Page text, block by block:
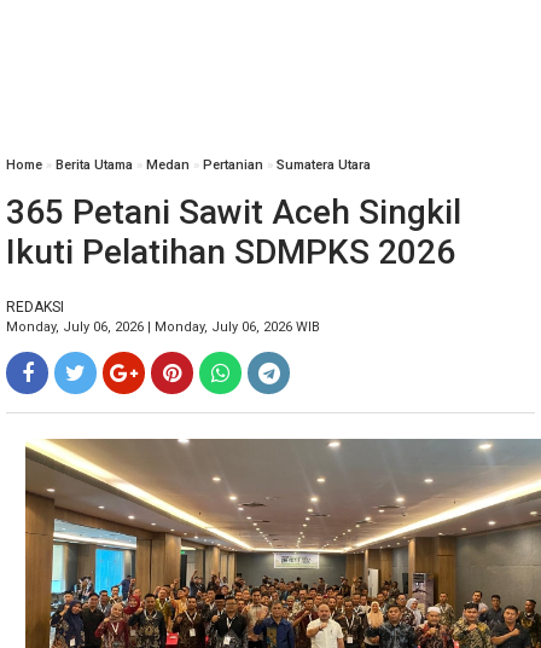
Home » Berita Utama » Medan » Pertanian » Sumatera Utara
365 Petani Sawit Aceh Singkil
Ikuti Pelatihan SDMPKS 2026
REDAKSI
Monday, July 06, 2026 | Monday, July 06, 2026 WIB